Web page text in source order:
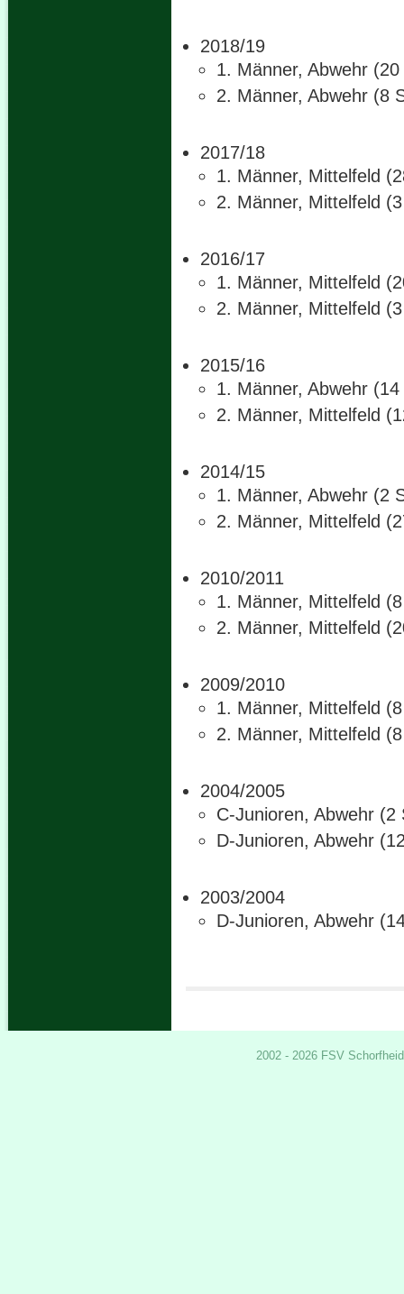
2018/19
1. Männer, Abwehr
2. Männer, Abwehr (8
2017/18
1. Männer, Mittelfeld
2. Männer, Mittelfeld
2016/17
1. Männer, Mittelfeld
2. Männer, Mittelfeld
2015/16
1. Männer, Abwehr
2. Männer, Mittelfeld
2014/15
1. Männer, Abwehr (2
2. Männer, Mittelfeld
2010/2011
1. Männer, Mittelfeld
2. Männer, Mittelfeld
2009/2010
1. Männer, Mittelfeld
2. Männer, Mittelfeld
2004/2005
C-Junioren, Abwehr (2
D-Junioren, Abwehr
2003/2004
D-Junioren, Abwehr
2002 - 2026 FSV